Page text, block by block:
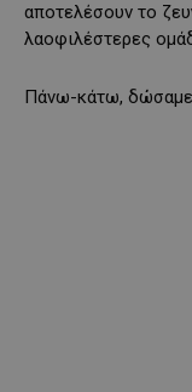
αποτελέσουν το
λαοφιλέστερες
Πάνω-κάτω, δώσαμε